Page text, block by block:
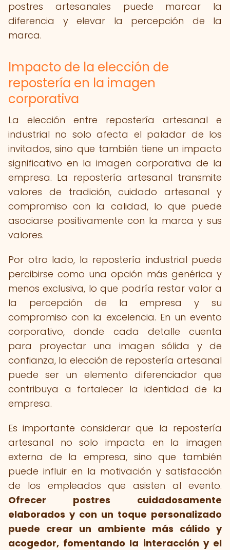
postres artesanales puede marcar la
diferencia y elevar la percepción de la
marca.
Impacto de la elección de
repostería en la imagen
corporativa
La elección entre repostería artesanal e
industrial no solo afecta el paladar de los
invitados, sino que también tiene un impacto
significativo en la imagen corporativa de la
empresa. La repostería artesanal transmite
valores de tradición, cuidado artesanal y
compromiso con la calidad, lo que puede
asociarse positivamente con la marca y sus
valores.
Por otro lado, la repostería industrial puede
percibirse como una opción más genérica y
menos exclusiva, lo que podría restar valor a
la percepción de la empresa y su
compromiso con la excelencia. En un evento
corporativo, donde cada detalle cuenta
para proyectar una imagen sólida y de
confianza, la elección de repostería artesanal
puede ser un elemento diferenciador que
contribuya a fortalecer la identidad de la
empresa.
Es importante considerar que la repostería
artesanal no solo impacta en la imagen
externa de la empresa, sino que también
puede influir en la motivación y satisfacción
de los empleados que asisten al evento.
Ofrecer postres cuidadosamente
elaborados y con un toque personalizado
puede crear un ambiente más cálido y
acogedor, fomentando la interacción y el